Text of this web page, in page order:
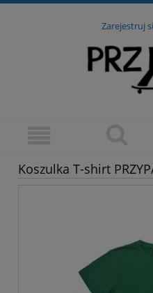
Zarejestruj
Koszulka T-shirt